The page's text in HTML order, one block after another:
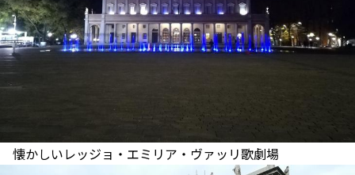
懐かしいレッジョ・エミリア・ヴァッリ歌劇場